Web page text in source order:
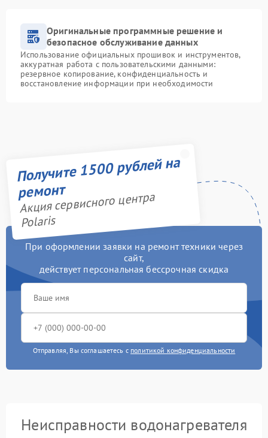
Оригинальные программные решение и
безопасное обслуживание данных
Использование официальных прошивок и инструментов,
аккуратная работа с пользовательскими данными:
резервное копирование, конфиденциальность и
восстановление информации при необходимости
Получите 1500 рублей на
ремонт
Акция сервисного центра
Polaris
При оформлении заявки на ремонт техники через
сайт,
действует персональная бессрочная скидка
Отправляя, Вы соглашаетесь с политикой конфиденциальности
Неисправности водонагревателя